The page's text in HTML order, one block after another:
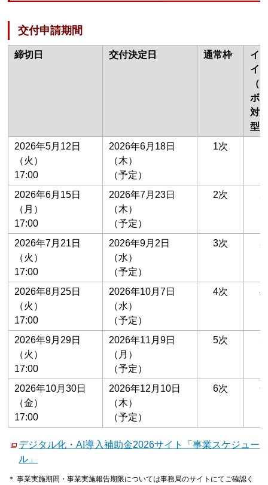
交付申請期間
締切日 交付決定日 通常枠
イ
イ
（
ボ
対
型
2026年5月12日
（火）
17:00
2026年6月18日
（木）
（予定）
1次
2026年6月15日
（月）
17:00
2026年7月23日
（木）
（予定）
2次 2
2026年7月21日
（火）
17:00
2026年9月2日
（水）
（予定）
3次 3
2026年8月25日
（火）
17:00
2026年10月7日
（水）
（予定）
4次 4
2026年9月29日
（火）
17:00
2026年11月9日
（月）
（予定）
5次 5
2026年10月30日
（金）
17:00
2026年12月10日
（木）
（予定）
6次 6
デジタル化・AI導入補助金2026サイト「事業スケジュー
ル」
＊ 事業実施期間・事業実施報告期限については事務局のサイトにてご確認く